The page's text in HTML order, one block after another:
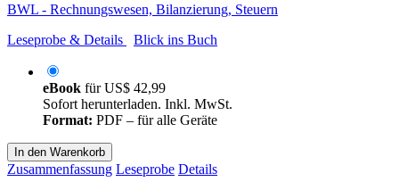
BWL - Rechnungswesen, Bilanzierung, Steuern
Leseprobe & Details
Blick ins Buch
eBook fürUS$ 42,99
Sofort herunterladen. Inkl. MwSt.
Format: PDF – für alle Geräte
In den Warenkorb
Zusammenfassung Leseprobe Details